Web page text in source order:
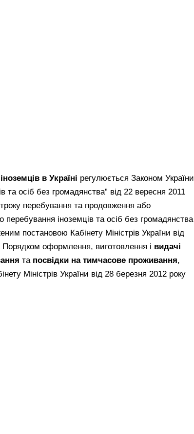
в Україні регулюється Законом України
та осіб без громадянства” від 22 вересня 2011
перебування та продовження або
перебування іноземців та осіб без громадянства
постановою Кабінету Міністрів України від
оформлення, виготовлення і видачі
тапосвідки на тимчасове проживання,
Міністрів України від 28 березня 2012 року